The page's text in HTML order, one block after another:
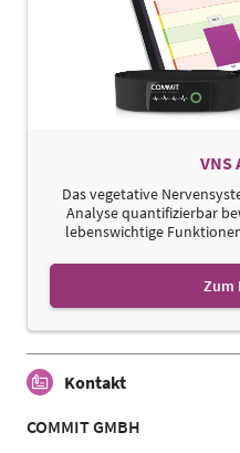
VNS
Das vegetative
Analyse quantifizierbar
lebenswichtige
Zum
Kontakt
COMMIT GMBH